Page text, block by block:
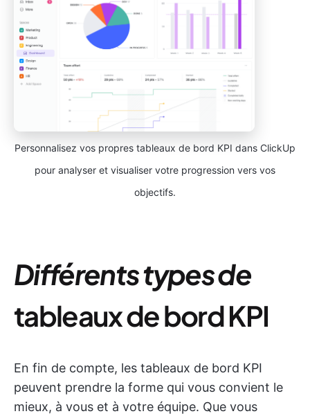
Personnalisez vos propres tableaux de bord KPI dans ClickUp
pour analyser et visualiser votre progression vers vos
objectifs.
Différents types de
tableaux de bord KPI
En fin de compte, les tableaux de bord KPI
peuvent prendre la forme qui vous convient le
mieux, à vous et à votre équipe. Que vous